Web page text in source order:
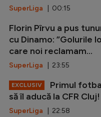
SuperLiga | 00:15
Florin Pîrvu a pus
cu Dinamo: ”Golurile
care noi reclamam...
SuperLiga | 23:55
EXCLUSIV
Primul
să îl aducă la CFR
SuperLiga | 22:58